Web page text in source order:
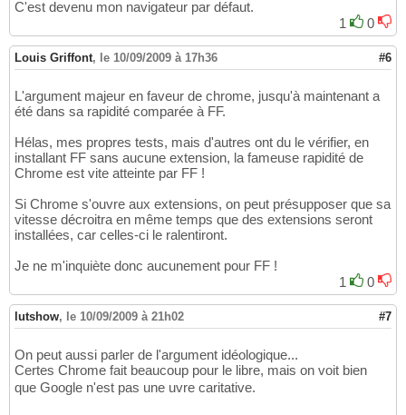
C'est devenu mon navigateur par défaut.
1
0
Louis Griffont, le 10/09/2009 à 17h36 #6
L'argument majeur en faveur de chrome, jusqu'à maintenant a
été dans sa rapidité comparée à FF.
Hélas, mes propres tests, mais d'autres ont du le vérifier, en
installant FF sans aucune extension, la fameuse rapidité de
Chrome est vite atteinte par FF !
Si Chrome s'ouvre aux extensions, on peut présupposer que sa
vitesse décroitra en même temps que des extensions seront
installées, car celles-ci le ralentiront.
Je ne m'inquiète donc aucunement pour FF !
1
0
lutshow, le 10/09/2009 à 21h02 #7
On peut aussi parler de l'argument idéologique...
Certes Chrome fait beaucoup pour le libre, mais on voit bien
que Google n'est pas une uvre caritative.